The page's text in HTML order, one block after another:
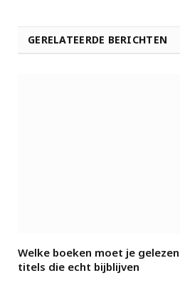
GERELATEERDE BERICHTEN
Welke boeken moet je
titels die echt bijblijven